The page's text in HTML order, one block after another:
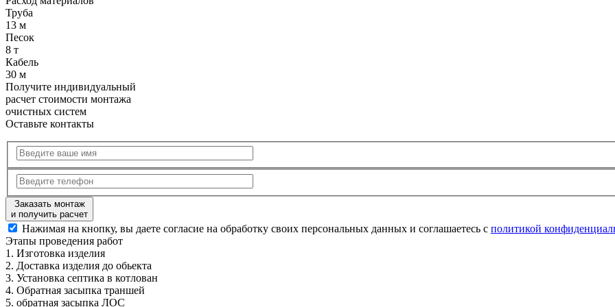
Труба
13 м
Песок
8 т
Кабель
30 м
Получите индивидуальный
расчет стоимости монтажа
очистных систем
Оставьте контакты
Заказать монтаж
и получить расчет
Нажимая на кнопку, вы даете согласие на обработку своих персональных данных и соглашаетесь с политикой
Этапы проведения работ
1. Изготовка изделия
2. Доставка изделия до обьекта
3. Установка септика в котлован
4. Обратная засыпка траншей
5. обратная засыпка ЛОС